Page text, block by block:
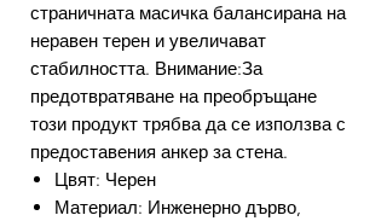
страничната масичка балансирана на
неравен терен и увеличават
стабилността. Внимание:За
предотвратяване на преобръщане
този продукт трябва да се използва с
предоставения анкер за стена.
Цвят: Черен
Материал: Инженерно дърво,